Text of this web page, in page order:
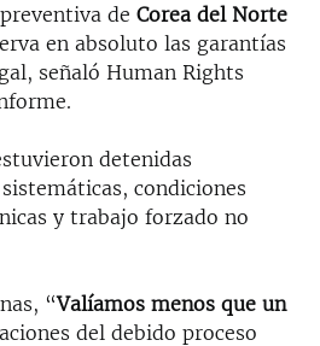
EN AMÉRICA LATINA
UCRANIA
de Corea del Norte
en absoluto las garantías
señaló Human Rights
detenidas
condiciones
y trabajo forzado no
“Valíamos menos que un
del debido proceso